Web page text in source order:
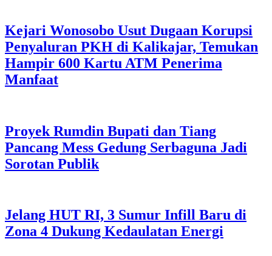
Kejari Wonosobo Usut Dugaan Korupsi
Penyaluran PKH di Kalikajar, Temukan
Hampir 600 Kartu ATM Penerima
Manfaat
Proyek Rumdin Bupati dan Tiang
Pancang Mess Gedung Serbaguna Jadi
Sorotan Publik
Jelang HUT RI, 3 Sumur Infill Baru di
Zona 4 Dukung Kedaulatan Energi